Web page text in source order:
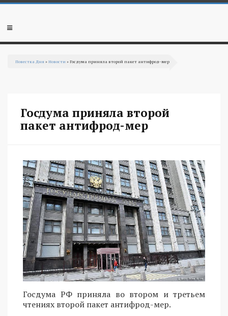
Перейти к основному содержанию
Мобильное
Повестка Дня »Новости » Госдума приняла второй пакет антифрод-мер
Госдума приняла второй
пакет антифрод-мер
Госдума РФ приняла во втором и третьем
чтениях второй пакет антифрод-мер.